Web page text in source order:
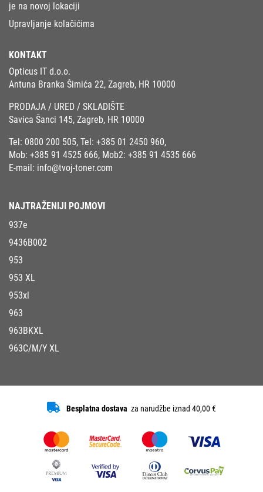
je na novoj lokaciji
Upravljanje kolačićima
KONTAKT
Opticus IT d.o.o.
Antuna Branka Šimića 22, Zagreb, HR 10000
PRODAJA / URED / SKLADIŠTE
Savica Šanci 145, Zagreb, HR 10000
Tel: 0800 200 505, Tel: +385 01 2450 960,
Mob: +385 91 4525 666, Mob2: +385 91 4535 666
E-mail: info@tvoj-toner.com
NAJTRAŽENIJI POJMOVI
937e
9436B002
953
953 XL
953xl
963
963BKXL
963C/M/Y XL
Besplatna dostava za narudžbe iznad 40,00 €